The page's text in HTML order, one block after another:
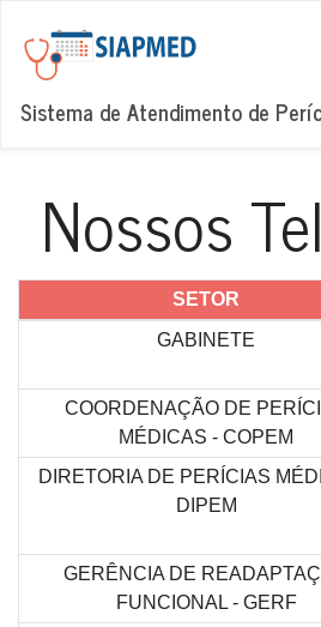
Sistema de Atendimento de
Nossos
SETOR
GABINETE
COORDENAÇÃO DE
MÉDICAS - COPEM
DIRETORIA DE PERÍCIAS
DIPEM
GERÊNCIA DE
FUNCIONAL - GERF